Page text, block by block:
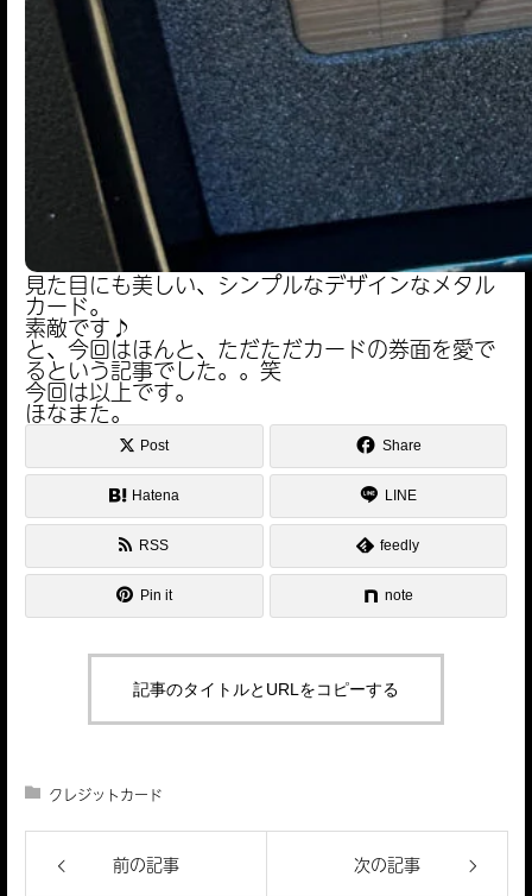
見た目にも美しい、シンプルなデザインなメタル
カード。
素敵です♪
と、今回はほんと、ただただカードの券面を愛で
るという記事でした。。笑
今回は以上です。
ほなまた。
Post Share
Hatena LINE
RSS feedly
Pin it note
記事のタイトルとURLをコピーする
クレジットカード
前の記事 次の記事【謹賀新